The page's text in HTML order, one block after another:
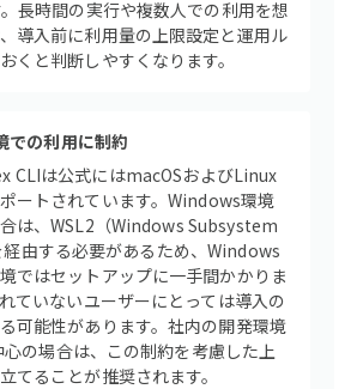
長時間の実行や複数人での利用を想
導入前に利用量の上限設定と運用ル
くと判断しやすくなります。
の利用に制約
CLIは公式にはmacOSおよびLinux
ートされています。Windows環境
は、WSL2（Windows Subsystem
由する必要があるため、Windows
ではセットアップに一手間かかりま
ていないユーザーにとっては導入の
可能性があります。社内の開発環境
の場合は、この制約を考慮した上
てることが推奨されます。